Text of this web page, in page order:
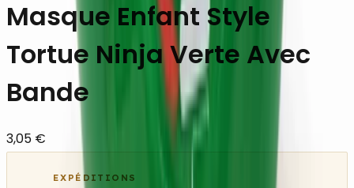
Masque Enfant Style
Tortue Ninja Verte Avec
Bande
3,05 €
EXPÉDITIONS